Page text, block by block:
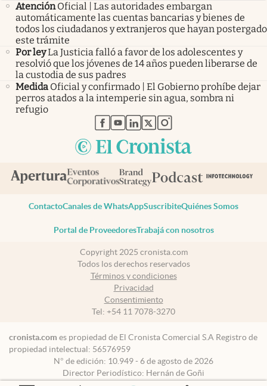
Atención Oficial | Las autoridades embargan
automáticamente las cuentas bancarias y bienes de
todos los ciudadanos y extranjeros que hayan postergado
este trámite
Por leyLa Justicia falló a favor de los adolescentes y
resolvió que los jóvenes de 14 años pueden liberarse de
la custodia de sus padres
Medida Oficial y confirmado | El Gobierno prohíbe dejar
perros atados a la intemperie sin agua, sombra ni
refugio
abre en nueva pestaña
abre en nueva pestaña
abre en nueva pestaña
abre en nueva pestaña
abre en nueva pestaña
ContactoCanales de WhatsAppSuscribiteQuiénes Somos
Portal de ProveedoresTrabajá con nosotros
Copyright 2025 cronista.com
Todos los derechos reservados
Términos y condiciones
Privacidad
Consentimiento
Tel: +54 11 7078-3270
cronista.com es propiedad de El Cronista Comercial S.A Registro de
propiedad intelectual: 56576959
N° de edición: 10.949 - 6 de agosto de 2026
Director Periodístico: Hernán de Goñi